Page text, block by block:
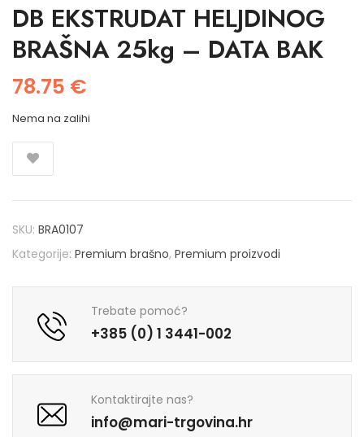
DB EKSTRUDAT HELJDINOG
BRAŠNA 25kg – DATA BAK
78.75 €
Nema na zalihi
SKU: BRA0107
Kategorije: Premium brašno, Premium proizvodi
Trebate pomoć?
+385 (0) 1 3441-002
Kontaktirajte nas?
info@mari-trgovina.hr